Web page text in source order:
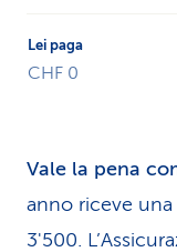
CHF 0
Vale la pena
anno riceve
3'500.